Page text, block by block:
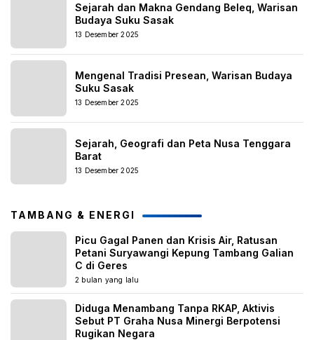
Sejarah dan Makna Gendang Beleq, Warisan
Budaya Suku Sasak
13 Desember 2025
Mengenal Tradisi Presean, Warisan Budaya
Suku Sasak
13 Desember 2025
Sejarah, Geografi dan Peta Nusa Tenggara
Barat
13 Desember 2025
TAMBANG & ENERGI
Picu Gagal Panen dan Krisis Air, Ratusan
Petani Suryawangi Kepung Tambang Galian
C di Geres
2 bulan yang lalu
Diduga Menambang Tanpa RKAP, Aktivis
Sebut PT Graha Nusa Minergi Berpotensi
Rugikan Negara